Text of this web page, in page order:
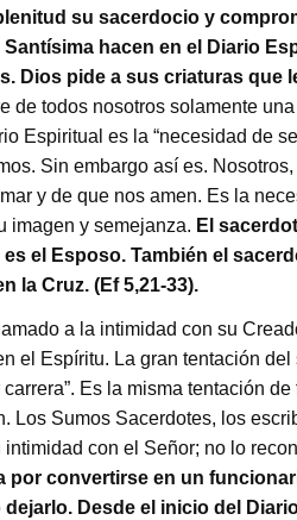
su sacerdocio y
hacen en el Diario
Dios pide a sus criaturas que
de todos nosotros solamente
Espiritual es la “necesidad de
Sin embargo así es.
y de que nos amen. Es la
imagen y semejanza. El
el Esposo. También el
la Cruz. (Ef 5,21-33).
a la intimidad con su
el Espíritu. La gran tentación
Es la misma tentación
Los Sumos Sacerdotes, los
con el Señor; no lo
por convertirse en un
Desde el inicio del